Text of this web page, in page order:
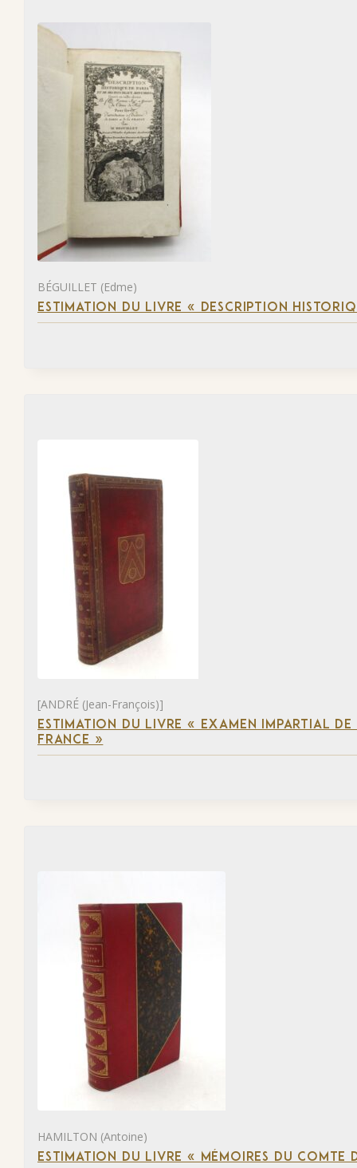
BÉGUILLET (Edme)
ESTIMATION DU LIVRE « DESCRIPTION
[ANDRÉ (Jean-François)]
ESTIMATION DU LIVRE « EXAMEN IMPARTIAL
FRANCE »
HAMILTON (Antoine)
ESTIMATION DU LIVRE « MÉMOIRES DU COMTE